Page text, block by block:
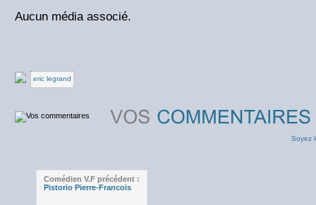
Aucun média associé.
eric legrand
Soyez
Comédien V.F précédent :
Pistorio Pierre-Francois